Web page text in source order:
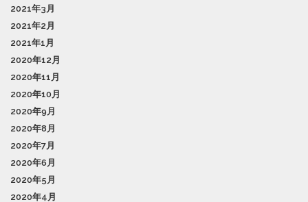
2021年3月
2021年2月
2021年1月
2020年12月
2020年11月
2020年10月
2020年9月
2020年8月
2020年7月
2020年6月
2020年5月
2020年4月